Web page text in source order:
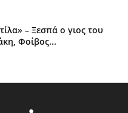
– Ξεσπά ο γιος του
Φοίβος...